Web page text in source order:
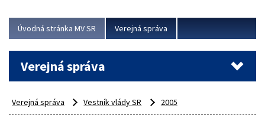
Úvodná stránka MV SR Verejná správa
Verejná správa
Verejná správa Vestník vlády SR 2005